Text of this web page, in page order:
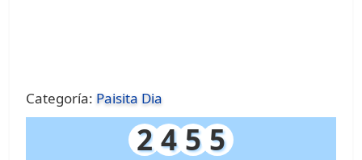
Categoría: Paisita Dia
2 4 5 5